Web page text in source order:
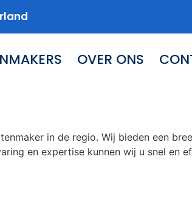
OVER ONS
in de regio. Wij bieden een
en expertise kunnen wij u snel en